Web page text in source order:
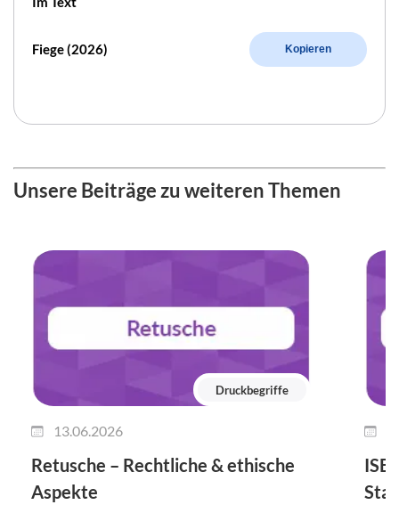
Fiege (2026) Kopieren
Unsere Beiträge zu weiteren Themen
Druckbegriffe
13.06.2026
Retusche – Rechtliche & ethische
Aspekte